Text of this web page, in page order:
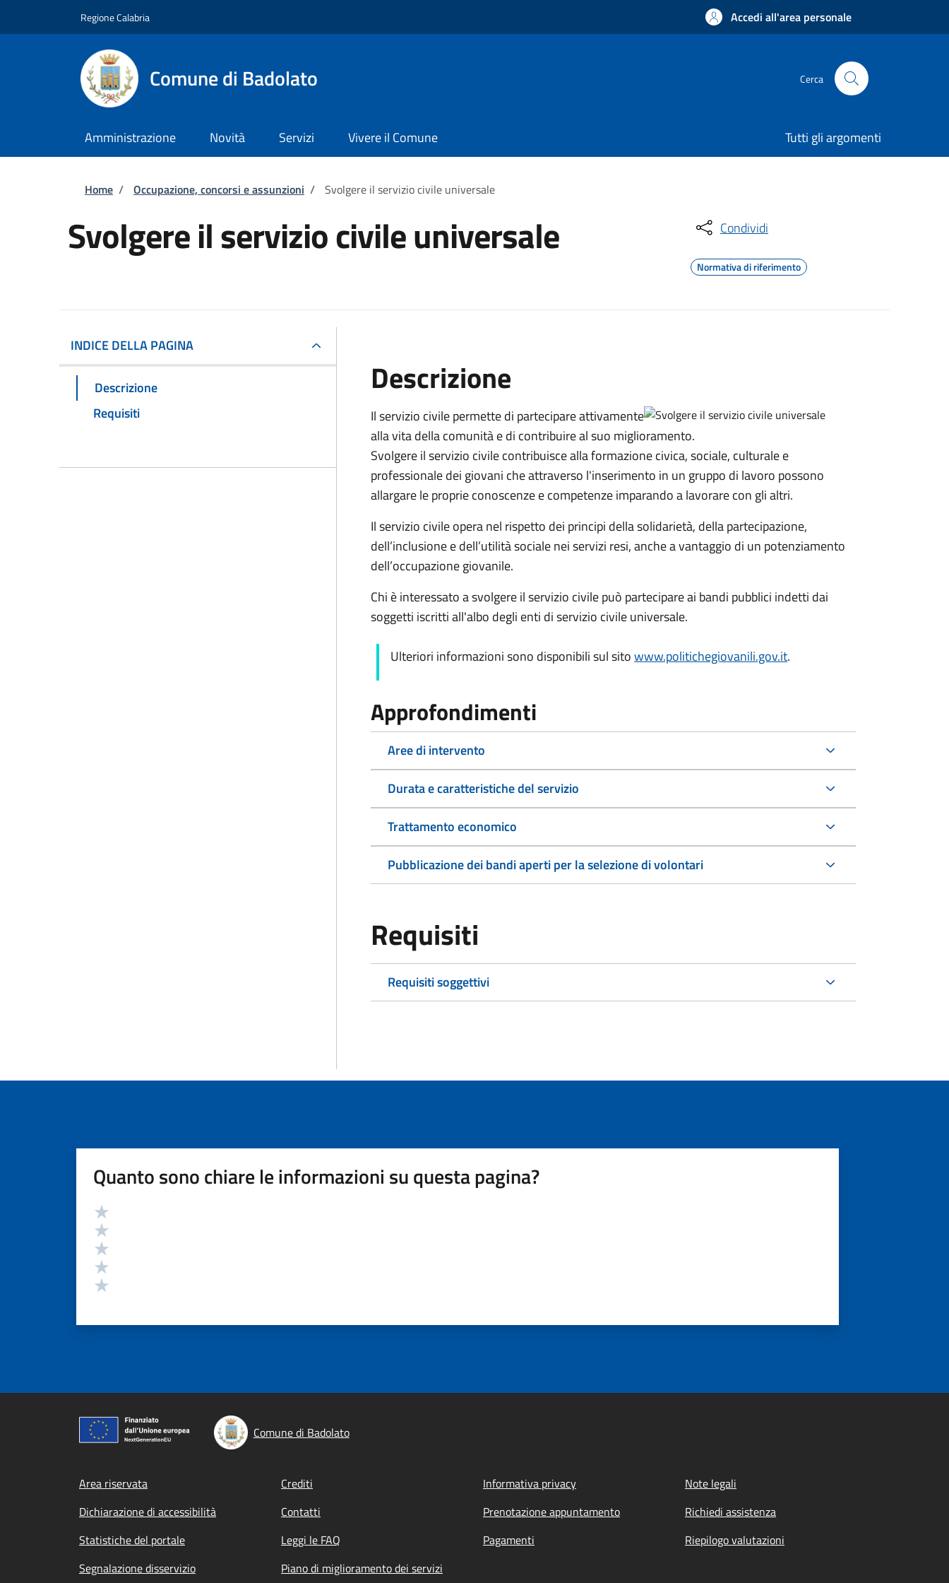
Regione Calabria Accedi all'area personale
Comune di Badolato Cerca
Amministrazione Novità Servizi Vivere il Comune Tutti gli argomenti
Briciole di pane
Home / Occupazione, concorsi e assunzioni / Svolgere il servizio civile universale
Svolgere il servizio civile universale Condividi
Normativa di riferimento
INDICE DELLA PAGINA
Descrizione
Requisiti
Descrizione
Il servizio civile permette di partecipare attivamente
alla vita della comunità e di contribuire al suo miglioramento.
Svolgere il servizio civile contribuisce alla formazione civica, sociale, culturale e
professionale dei giovani che attraverso l'inserimento in un gruppo di lavoro possono
allargarele proprie conoscenze e competenze imparando a lavorare con gli altri.
Il servizio civile opera nel rispetto dei principi della solidarietà, della partecipazione,
dell’inclusione e dell’utilità sociale nei servizi resi, anche a vantaggio di un potenziamento
dell’occupazione giovanile.
Chi è interessato a svolgere il servizio civile può partecipare ai bandi pubblici indetti dai
soggetti iscritti all'albo degli enti di servizio civile universale.
Ulteriori informazioni sono disponibili sul sitowww.politichegiovanili.gov.it.
Approfondimenti
Aree di intervento
Durata e caratteristiche del servizio
Trattamento economico
Pubblicazione dei bandi aperti per la selezione di volontari
Requisiti
Requisiti soggettivi
Quanto sono chiare le informazioni su questa pagina?
Valutazione
Comune di Badolato
Footer menu
Area riservata Crediti Informativa privacy
Note legali
Dichiarazione di accessibilità
Contatti Prenotazione appuntamento
Richiedi assistenza
Statistiche del portale
Leggi le FAQ Pagamenti
Riepilogo valutazioni
Segnalazione disservizio
Piano di miglioramento dei servizi